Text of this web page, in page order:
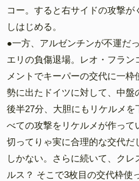
コー。すると右サイドの攻撃
しはじめる。
●一方、アルゼンチンが不運だ
エリの負傷退場。レオ・フラ
メントでキーパーの交代に一
勢に出たドイツに対して、中盤
後半27分、大胆にもリケルメ
べての攻撃をリケルメが作っ
切ってりゃ実に合理的な交代
しかない。さらに続いて、ク
ルス？ そこで3枚目の交代枠使